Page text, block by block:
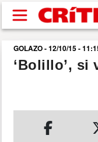
Pasar al contenido
buscar
GOLAZO - 12/10/15 -
‘Bolillo’, si